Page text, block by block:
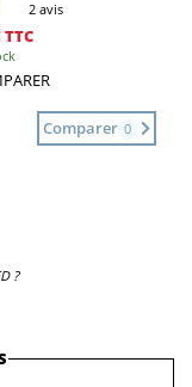
2 avis
TTC
Comparer 0
?